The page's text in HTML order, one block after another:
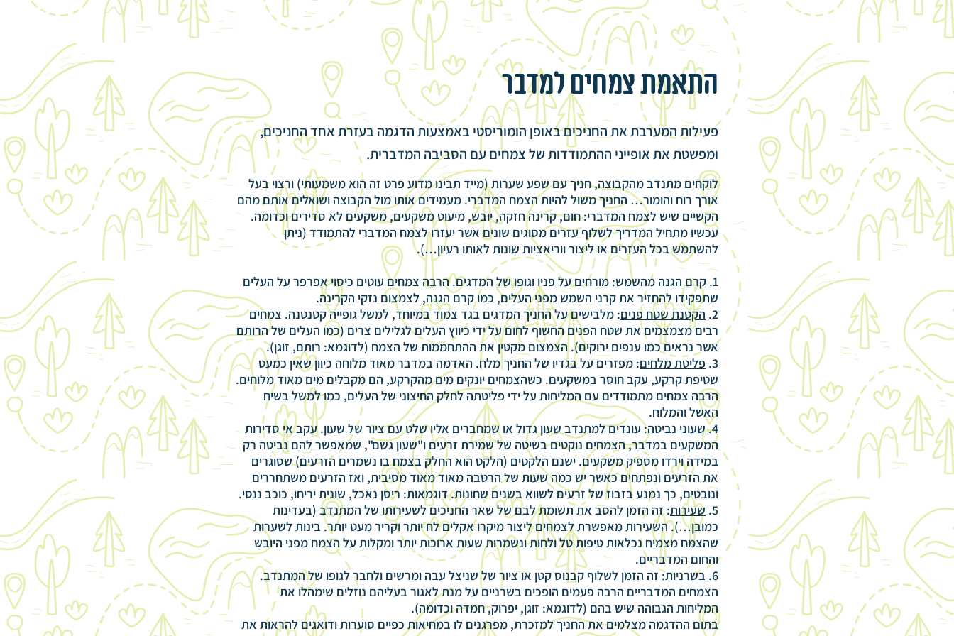
התאמת צמחים למדבר
פעילות המערבת את החניכים באופן הומוריסטי באמצעות הדגמה בעזרת אחד החניכים,
ומפשטת את אופייני ההתמודדות של צמחים עם הסביבה המדברית.
לוקחים מתנדב מהקבוצה, חניך עם שפע שערות (מייד תבינו מדוע פרט זה הוא משמעותי) ורצוי בעל
אורך רוח והומור… החניך משול להיות הצמח המדברי. מעמידים אותו מול הקבוצה ושואלים אותם מהם
הקשיים שיש לצמח המדברי: חום, קרינה חזקה, יובש, מיעוט משקעים, משקעים לא סדירים וכדומה.
עכשיו מתחיל המדריך לשלוף עזרים מסוגים שונים אשר יעזרו לצמח המדברי להתמודד (ניתן
להשתמש בכל העזרים או ליצור ווריאציות שונות לאותו רעיון…).
1. קרם הגנה מהשמש: מורחים על פניו וגופו של המדגים. הרבה צמחים עוטים כיסוי אפרפר על העלים
שתפקידו להחזיר את קרני השמש מפני העלים, כמו קרם הגנה, לצמצום נזקי הקרינה.
2. הקטנת שטח פנים: מלבישים על החניך המדגים בגד צמוד במיוחד, למשל גופייה קטנטנה. צמחים
רבים מצמצמים את שטח הפנים החשוף לחום על ידי כיווץ העלים לגלילים צרים (כמו העלים של הרותם
אשר נראים כמו ענפים ירוקים). הצמצום מקטין את ההתחממות של הצמח (לדוגמא: רותם, זוגן).
3. פליטת מלחים: מפזרים על בגדיו של החניך מלח. האדמה במדבר מאוד מלוחה כיוון שאין כמעט
שטיפת קרקע, עקב חוסר במשקעים. כשהצמחים יונקים מים מהקרקע, הם מקבלים מים מאוד מלוחים.
הרבה צמחים מתמודדים עם המליחות על ידי פליטתה לחלק החיצוני של העלים, כמו למשל בשיח
האשל והמלוח.
4. שעוני נביטה: עונדים למתנדב שעון גדול או שמחברים אליו שלט עם ציור של שעון. עקב אי סדירות
המשקעים במדבר, הצמחים נוקטים בשיטה של שמירת זרעים ו"שעון גשם", שמאפשר להם נביטה רק
במידה וירדו מספיק משקעים. ישנם הלקטים (הלקט הוא החלק בצמח בו נשמרים הזרעים) שסוגרים
את הזרעים ונפתחים כאשר יש כמה שעות של הרטבה מאוד מאוד מסיבית, ואז הזרעים משתחררים
ונובטים, כך נמנע בזבוז של זרעים לשווא בשנים שחונות. דוגמאות: ריסן נאכל, שונית יריחו, כוכב ננסי.
5. שעירות: זה הזמן להסב את תשומת לבם של שאר החניכים לשעירותו של המתנדב (בעדינות
כמובן…). השעירות מאפשרת לצמחים ליצור מיקרו אקלים לח יותר וקריר מעט יותר. בינות לשערות
שהצמח מצמיח נכלאות טיפות טל ולחות ונשמרות שעות ארוכות יותר ומקלות על הצמח מפני היובש
והחום המדבריים.
6. בשרניות: זה הזמן לשלוף קבנוס קטן או ציור של שניצל עבה ומרשים ולחבר לגופו של המתנדב.
הצמחים המדבריים הרבה פעמים הופכים בשרניים על מנת לאגור בעליהם נוזלים שימהלו את
המליחות הגבוהה שיש בהם (לדוגמא: זוגן, יפרוק, חמדה וכדומה).
בתום ההדגמה מצלמים את החניך למזכרת, מפרגנים לו במחיאות כפיים סוערות ודואגים להראות את